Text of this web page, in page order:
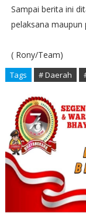
Sampai berita ini
pelaksana
( Rony/Team)
Tags # Daerah